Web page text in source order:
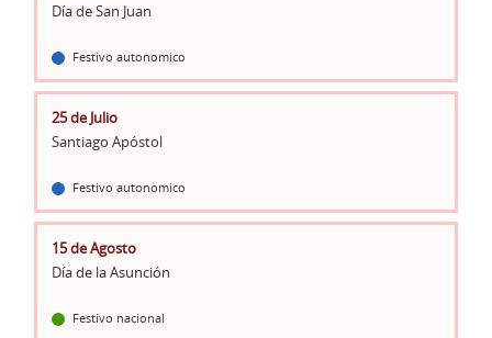
Día de San Juan
Festivo autonomico
25 de Julio
Santiago Apóstol
Festivo autonomico
15 de Agosto
Día de la Asunción
Festivo nacional